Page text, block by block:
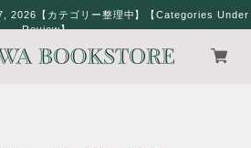
2026【カテゴリー整理中】【Categories Under
Review】